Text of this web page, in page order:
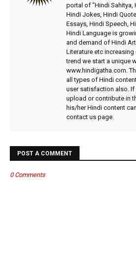
portal of "Hindi Sahitya,
Hindi Jokes, Hindi
Essays, Hindi Speech,
Hindi Language is
and demand of Hindi
Literature etc increasing
trend we start a unique
www.hindigatha.com.
all types of Hindi
user satisfaction also. If
upload or contribute in
his/her Hindi content
contact us page.
POST A COMMENT
0 Comments